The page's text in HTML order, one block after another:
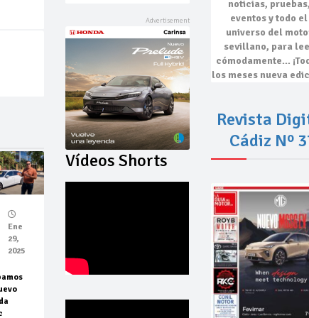
Ene
29,
2025
Vídeos Shorts
noticias, pruebas,
eventosy todo el
universo del
sevillano, para
cómodamente…
los meses nueva
Revista
Cádiz Nº